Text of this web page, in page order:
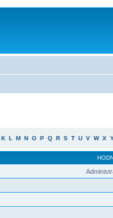
K L M N O P Q R S T U V W X